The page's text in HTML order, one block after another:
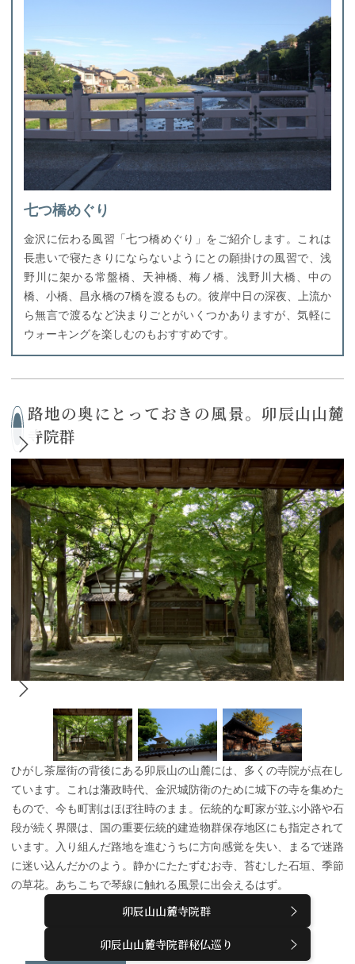
七つ橋めぐり
金沢に伝わる風習「七つ橋めぐり」をご紹介します。これは
長患いで寝たきりにならないようにとの願掛けの風習で、浅
野川に架かる常盤橋、天神橋、梅ノ橋、浅野川大橋、中の
橋、小橋、昌永橋の7橋を渡るもの。彼岸中日の深夜、上流か
ら無言で渡るなど決まりごとがいくつかありますが、気軽に
ウォーキングを楽しむのもおすすめです。
路地の奥にとっておきの風景。卯辰山山麓
寺院群
ひがし茶屋街の背後にある卯辰山の山麓には、多くの寺院が点在し
ています。これは藩政時代、金沢城防衛のために城下の寺を集めた
もので、今も町割はほぼ往時のまま。伝統的な町家が並ぶ小路や石
段が続く界隈は、国の重要伝統的建造物群保存地区にも指定されて
います。入り組んだ路地を進むうちに方向感覚を失い、まるで迷路
に迷い込んだかのよう。静かにたたずむお寺、苔むした石垣、季節
の草花。あちこちで琴線に触れる風景に出会えるはず。
卯辰山山麓寺院群
卯辰山山麓寺院群秘仏巡り